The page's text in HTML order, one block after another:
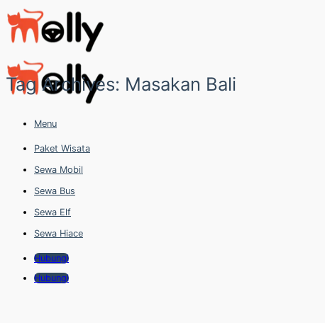
Skip
to
content
Menu
Paket Wisata
Sewa Mobil
Sewa Bus
Sewa Elf
Sewa Hiace
Hubungi
Hubungi
Tag Archives: Masakan Bali